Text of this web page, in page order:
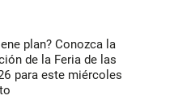
plan? Conozca la
de la Feria de las
para este miércoles